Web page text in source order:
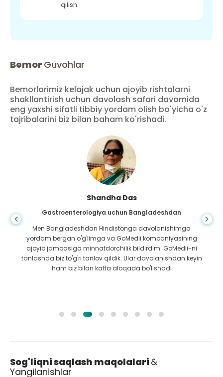
qilish
Bemor Guvohlar
Bemorlarimiz kelajak uchun ajoyib rishtalarni
shakllantirish uchun davolash safari davomida
eng yaxshi sifatli tibbiy yordam olish bo'yicha o'z
tajribalarini biz bilan baham ko'rishadi.
Shandha Das
Gastroenterologiya uchun Bangladeshdan
Men Bangladeshdan Hindistonga davolanishimga
yordam bergan o'g'limga va GoMedii kompaniyasining
ajoyib jamoasiga minnatdorchilik bildirdim. GoMedii-ni
tanlashda biz to'g'ri tanlov qildik. Ular davolanishdan keyin
ham biz bilan katta aloqada bo'lishadi
Sog'liqni saqlash maqolalari &
Yangilanishlar